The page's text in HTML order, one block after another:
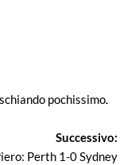
pochissimo.
Successivo:
Perth 1-0 Sydney